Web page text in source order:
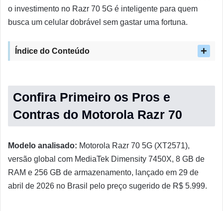
o investimento no Razr 70 5G é inteligente para quem
busca um celular dobrável sem gastar uma fortuna.
Índice do Conteúdo
Confira Primeiro os Pros e
Contras do Motorola Razr 70
Modelo analisado: Motorola Razr 70 5G (XT2571),
versão global com MediaTek Dimensity 7450X, 8 GB de
RAM e 256 GB de armazenamento, lançado em 29 de
abril de 2026 no Brasil pelo preço sugerido de R$ 5.999.